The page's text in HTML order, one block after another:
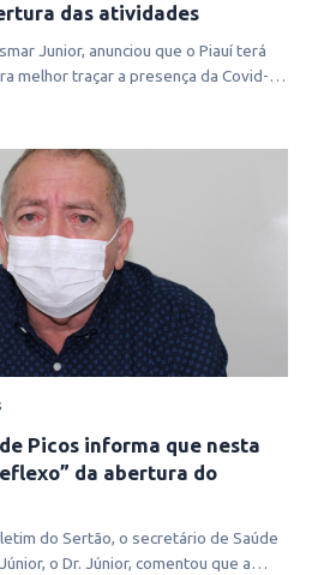
das atividades
Junior, anunciou que o Piauí terá
melhor traçar a presença da Covid-19
Picos informa que nesta
da abertura do
do Sertão, o secretário de Saúde
o Dr. Júnior, comentou que a